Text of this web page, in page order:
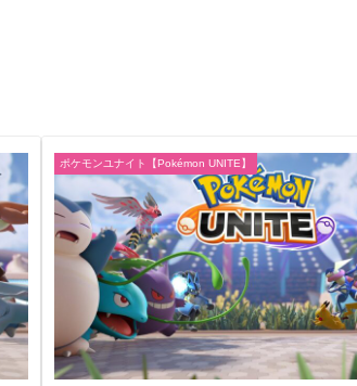
ポケモンユナイト【Pokémon UNITE】